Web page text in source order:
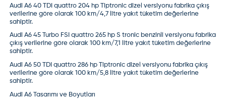
Audi A6 40 TDI quattro 204 hp Tiptronic dizel versiyonu fabrika çıkış
verilerine göre olarak 100 km/4,7 litre yakıt tüketim değerlerine
sahiptir.
Audi A6 45 Turbo FSI quattro 265 hp S tronic benzinli versiyonu fabrika
çıkış verilerine göre olarak 100 km/7,1 litre yakıt tüketim değerlerine
sahiptir.
Audi A6 50 TDI quattro 286 hp Tiptronic dizel versiyonu fabrika çıkış
verilerine göre olarak 100 km/5,8 litre yakıt tüketim değerlerine
sahiptir.
Audi A6 Tasarımı ve Boyutları